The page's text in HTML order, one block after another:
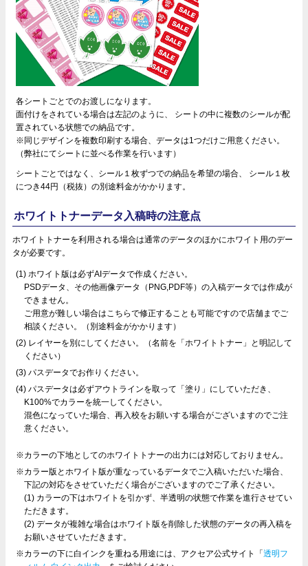
各シートごとでのお渡しになります。
面付けをされている場合は左記のように、 シートの中に複数のシールが配
置されている状態での納品です。
※同じデザインを複数印刷する場合、データは1つだけご用意ください。
（弊社にてシートに並べる作業を行います）
シートごとではなく、シール１枚ずつでの納品を希望の場合、 シール１枚
につき44円（税抜）の別途料金がかかります。
ホワイトトナーデータ入稿時の注意点
ホワイトトナーを利用される場合は通常のデータのほかにホワイト用のデー
タが必要です。
(1) ホワイト版は必ずAIデータで作成ください。
PSDデータ、その他画像データ（PNG,PDF等）の入稿データでは作成が
できません。
ご用意が難しい場合はこちらで修正することも可能ですので店舗までご
相談ください。（別途料金がかかります）
(2) レイヤーを別にしてください。（名前を「ホワイトトナー」と明記して
ください）
(3) パスデータでお作りください。
(4) パスデータは必ずアウトラインを取って「塗り」にしていただき、
K100%でカラーを統一してください。
混色になっていた場合、再入校をお願いする場合がございますのでご注
意ください。
※カラーの下地としてのホワイトトナーの出力には対応しておりません。
※カラー版とホワイト版が重なっているデータでご入稿いただいた場合、
下記の対応をさせていただく場合がございますのでご了承ください。
(1) カラーの下はホワイトを引かず、半透明の状態で作業を進行させてい
ただきます。
(2) データが複雑な場合はホワイト版を削除した状態のデータの再入稿を
お願いさせていただきます。
※カラーの下に白インクを重ねる用途には、アクセア公式サイト「 透明フ